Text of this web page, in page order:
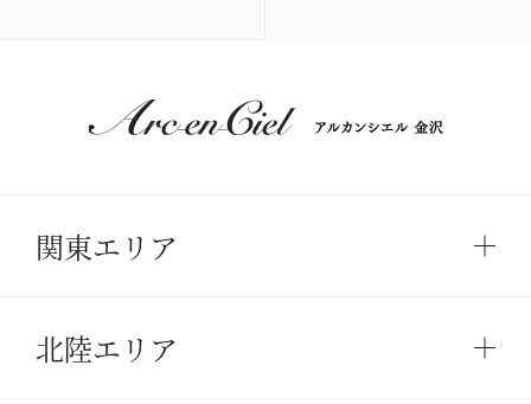
関東エリア
北陸エリア